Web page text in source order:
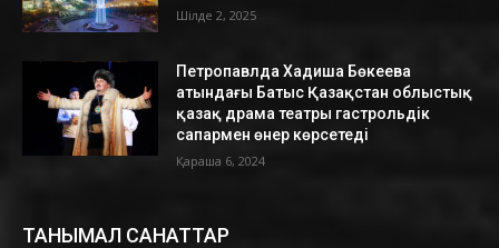
Шілде 2, 2025
Петропавлда Хадиша Бөкеева
атындағы Батыс Қазақстан облыстық
қазақ драма театры гастрольдік
сапармен өнер көрсетеді
Қараша 6, 2024
ТАНЫМАЛ САНАТТАР